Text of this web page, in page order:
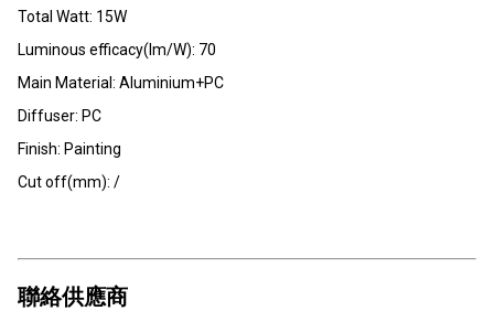
Total Watt: 15W
Luminous efficacy(lm/W): 70
Main Material: Aluminium+PC
Diffuser: PC
Finish: Painting
Cut off(mm): /
聯絡供應商